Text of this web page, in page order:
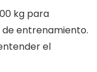
kg para
entrenamiento.
el